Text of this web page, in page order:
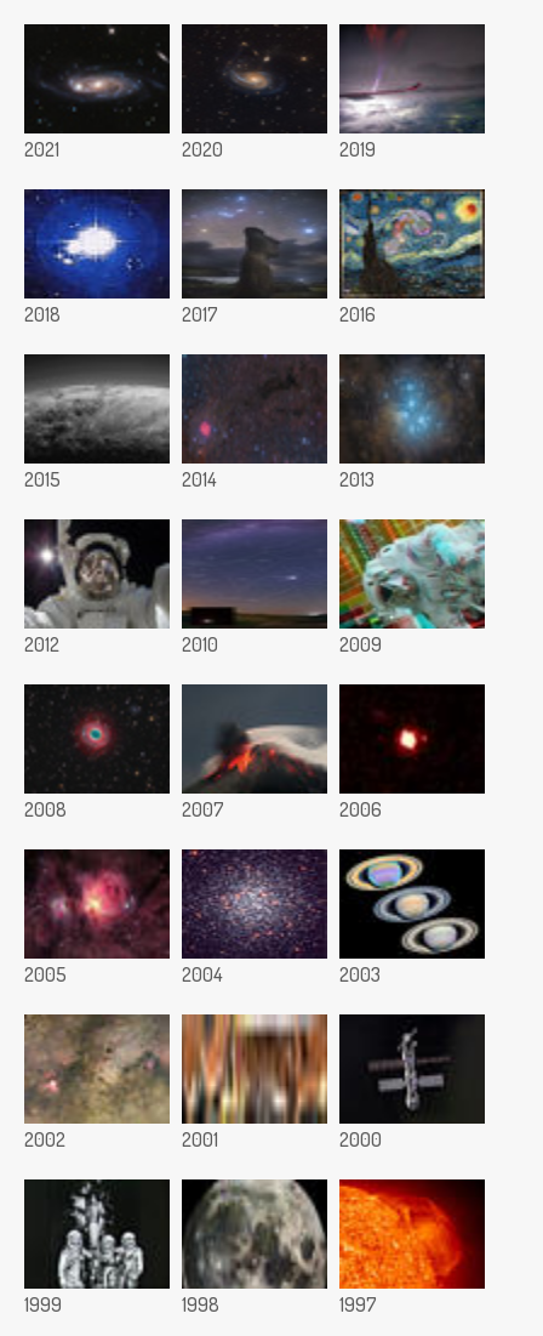
2021 2020 2019
2018 2017 2016
2015 2014 2013
2012 2010 2009
2008 2007 2006
2005 2004 2003
2002 2001 2000
1999 1998 1997